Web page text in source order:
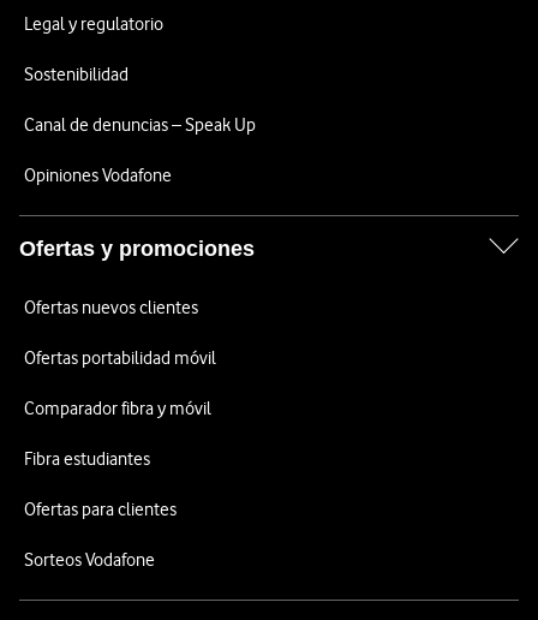
Legal y regulatorio
Sostenibilidad
Canal de denuncias – Speak Up
Opiniones Vodafone
Ofertas y promociones
Ofertas nuevos clientes
Ofertas portabilidad móvil
Comparador fibra y móvil
Fibra estudiantes
Ofertas para clientes
Sorteos Vodafone